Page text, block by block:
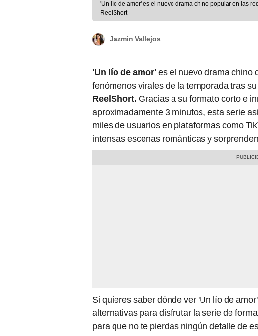
'Un lío de amor' es el nuevo drama chino popular en las
ReelShort
Jazmin Vallejos
'Un lío de amor'es el nuevo drama chino
fenómenos virales de la temporada tras
ReelShort. Gracias a su formato corto e
aproximadamente 3 minutos, esta serie
miles de usuarios en plataformas como
intensas escenas románticas y
Si quieres saber dónde ver 'Un lío de
alternativas para disfrutar la serie de
para que no te pierdas ningún detalle de